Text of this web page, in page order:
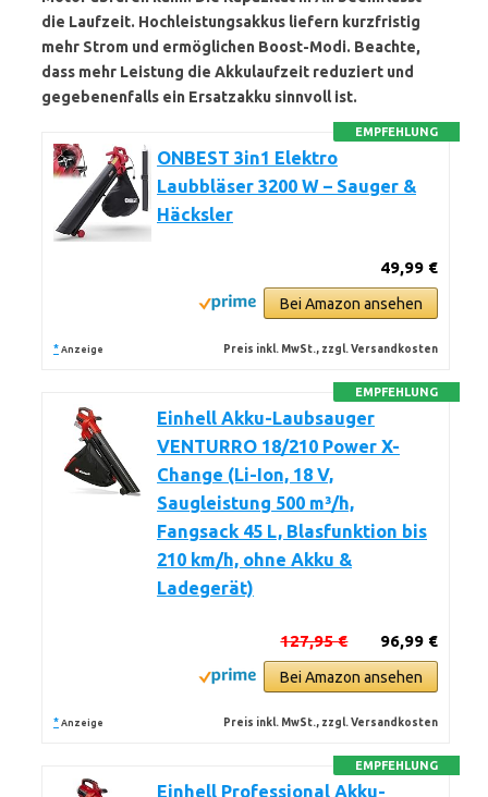
die Laufzeit. Hochleistungsakkus liefern kurzfristig
mehr Strom und ermöglichen Boost-Modi. Beachte,
dass mehr Leistung die Akkulaufzeit reduziert und
gegebenenfalls ein Ersatzakku sinnvoll ist.
EMPFEHLUNG
ONBEST 3in1 Elektro
Laubbläser 3200 W – Sauger &
Häcksler
49,99 €
Bei Amazon ansehen
* Anzeige Preis inkl. MwSt., zzgl. Versandkosten
EMPFEHLUNG
Einhell Akku-Laubsauger
VENTURRO 18/210 Power X-
Change (Li-Ion, 18 V,
Saugleistung 500 m³/h,
Fangsack 45 L, Blasfunktion bis
210 km/h, ohne Akku &
Ladegerät)
96,99 €
127,95 €
Bei Amazon ansehen
* Anzeige Preis inkl. MwSt., zzgl. Versandkosten
EMPFEHLUNG
Einhell Professional Akku-